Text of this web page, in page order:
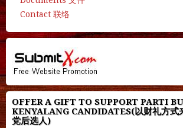
Contact 联络
OFFER A GIFT TO SUPPORT PARTI
KENYALANG CANDIDATES(以财礼方式
党后选人)